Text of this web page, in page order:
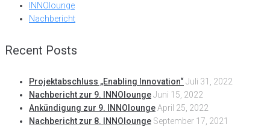
INNOlounge
Nachbericht
Recent Posts
Projektabschluss „Enabling Innovation“ Juli 31, 2022
Nachbericht zur 9. INNOloungeJuni 15, 2022
Ankündigung zur 9. INNOloungeApril 25, 2022
Nachbericht zur 8. INNOlounge September 17, 2021